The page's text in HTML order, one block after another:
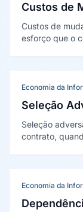
Custos de
Custos de
esforço que o
Economia da
Seleção
Seleção
contrato,
Economia da